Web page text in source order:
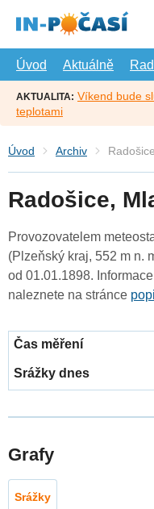
hlavní
Úvod
Aktuálně
AKTUALITA: Víkend bude
teplotami
Úvod Archiv
Radošice,
Provozovatelem
(Plzeňský kraj, 552 m n.
od 01.01.1898.
naleznete na stránce
Grafy
Srážky